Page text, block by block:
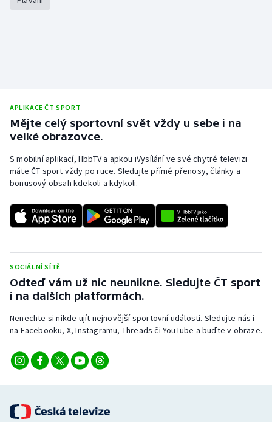
Sportovní střelba
Stolní tenis
Triatlon
Vodní slalom
Volejbal
Ostatní
APLIKACE ČT SPORT
Mějte celý sportovní svět vždy u sebe i na
velké obrazovce.
S mobilní aplikací, HbbTV a apkou iVysílání ve své chytré televizi
máte ČT sport vždy po ruce. Sledujte přímé přenosy, články a
bonusový obsah kdekoli a kdykoli.
SOCIÁLNÍ SÍTĚ
Odteď vám už nic neunikne. Sledujte ČT sport
i na dalších platformách.
Nenechte si nikde ujít nejnovější sportovní události. Sledujte nás i
na Facebooku, X, Instagramu, Threads či YouTube a buďte v obraze.